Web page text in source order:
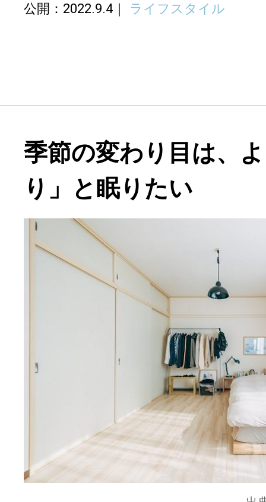
公開：2022.9.4 ライフスタイル
季節の変わり目は、
り」と眠りたい